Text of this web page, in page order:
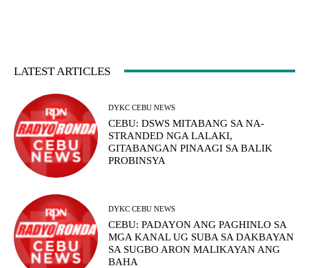
LATEST ARTICLES
DYKC CEBU NEWS
CEBU: DSWS MITABANG SA NA-
STRANDED NGA LALAKI,
GITABANGAN PINAAGI SA BALIK
PROBINSYA
DYKC CEBU NEWS
CEBU: PADAYON ANG PAGHINLO SA
MGA KANAL UG SUBA SA DAKBAYAN
SA SUGBO ARON MALIKAYAN ANG
BAHA